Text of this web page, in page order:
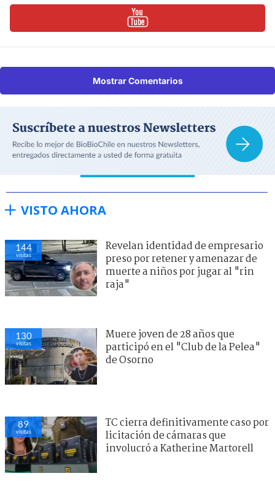
Mostrar Comentarios
VISTO AHORA
144
visitas
Revelan identidad de empresario
preso por retener y amenazar de
muerte a niños por jugar al "rin
raja"
130
visitas
Muere joven de 28 años que
participó en el "Club de la Pelea"
de Osorno
89
visitas
TC cierra definitivamente caso por
licitación de cámaras que
involucró a Katherine Martorell